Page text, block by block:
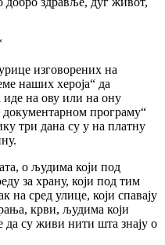
изговорених на
наших хероја“ да
на ову или на ону
документарном програму“
три дана су у на платну
о људима који под
за храну, који под тим
на сред улице, који спавају
крви, људима који
да су живи нити шта знају о